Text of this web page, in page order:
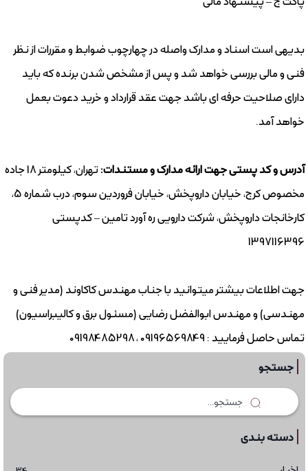
بدیهی است اسناد و مدارک واصله در چهارچوب ضوابط و مقررات از نظر
فنی و مالی بررسی خواهد شد و پس از مشخص شدن برنده که باید
دارای صلاحیت حرفه ای باشد جهت عقد قرارداد و خرید دعوت بعمل
خواهد آمد.
آدرس و کد پستی جهت ارائه مدارک و مستندات:
تهران، کیلومتر 18 جاده
مخصوص کرج، خیابان داروپخش، خیابان فروردین سوم، درب شماره 5،
کارخانجات داروپخش، شرکت دارویی ره آورد تامین – کدپستی
1397116396
جهت اطلاعات بیشتر میتوانید با جناب مهندس کاکاوند (مدیر فنی و
مهندسی) و مهندس ابوالفضل رضایی (مسئول برق و کالیبراسیون)
تماس حاصل فرمایید : 09196569849 ، 09198485298
جستجو
دسته بندی